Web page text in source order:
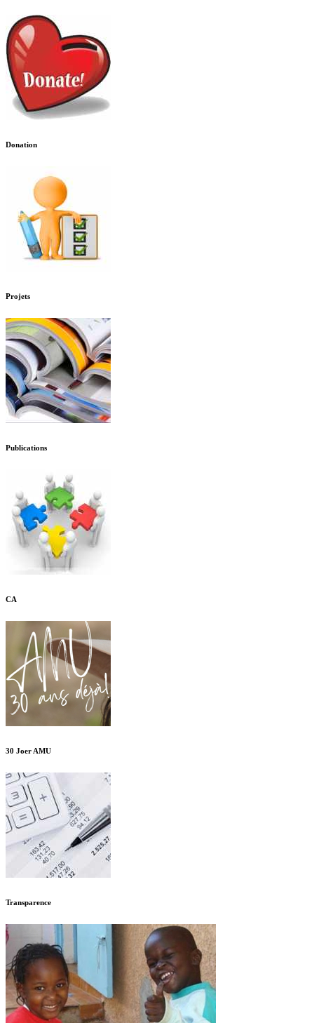
Donation
Projets
Publications
CA
30 Joer AMU
Transparence